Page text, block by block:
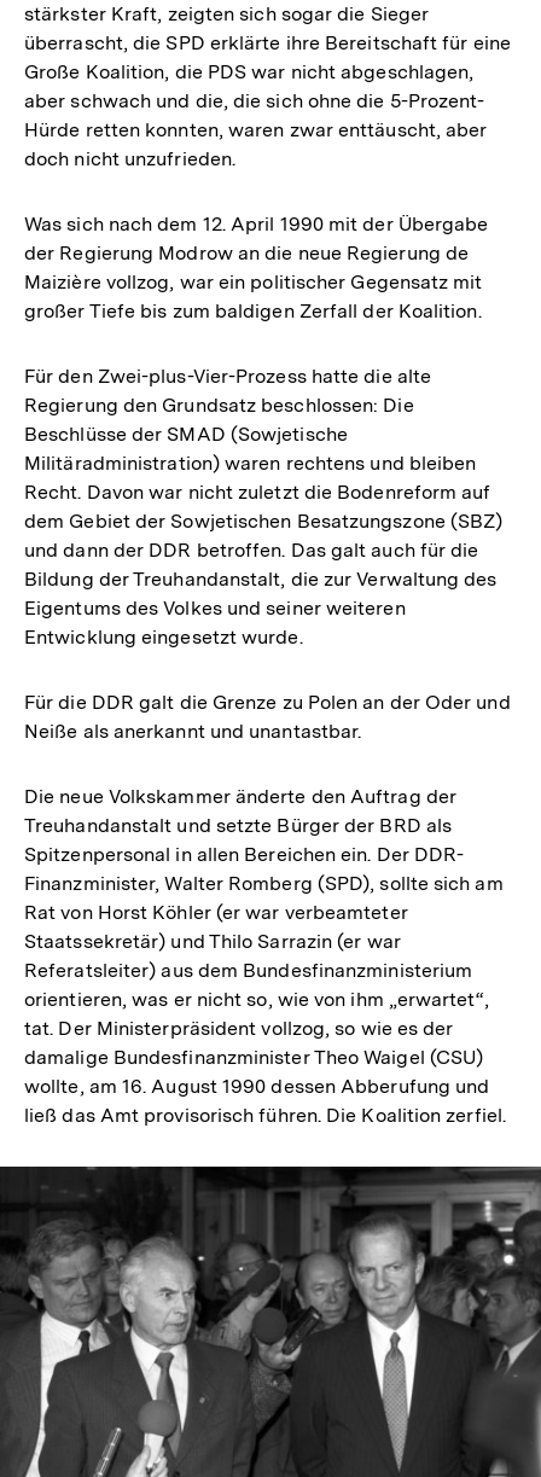
stärkster Kraft, zeigten sich sogar die Sieger
überrascht, die SPD erklärte ihre Bereitschaft für eine
Große Koalition, die PDS war nicht abgeschlagen,
aber schwach und die, die sich ohne die 5-Prozent-
Hürde retten konnten, waren zwar enttäuscht, aber
doch nicht unzufrieden.
Was sich nach dem 12. April 1990 mit der Übergabe
der Regierung Modrow an die neue Regierung de
Maizière vollzog, war ein politischer Gegensatz mit
großer Tiefe bis zum baldigen Zerfall der Koalition.
Für den Zwei-plus-Vier-Prozess hatte die alte
Regierung den Grundsatz beschlossen: Die
Beschlüsse der SMAD (Sowjetische
Militäradministration) waren rechtens und bleiben
Recht. Davon war nicht zuletzt die Bodenreform auf
dem Gebiet der Sowjetischen Besatzungszone (SBZ)
und dann der DDR betroffen. Das galt auch für die
Bildung der Treuhandanstalt, die zur Verwaltung des
Eigentums des Volkes und seiner weiteren
Entwicklung eingesetzt wurde.
Für die DDR galt die Grenze zu Polen an der Oder und
Neiße als anerkannt und unantastbar.
Die neue Volkskammer änderte den Auftrag der
Treuhandanstalt und setzte Bürger der BRD als
Spitzenpersonal in allen Bereichen ein. Der DDR-
Finanzminister, Walter Romberg (SPD), sollte sich am
Rat von Horst Köhler (er war verbeamteter
Staatssekretär) und Thilo Sarrazin (er war
Referatsleiter) aus dem Bundesfinanzministerium
orientieren, was er nicht so, wie von ihm „erwartet“,
tat. Der Ministerpräsident vollzog, so wie es der
damalige Bundesfinanzminister Theo Waigel (CSU)
wollte, am 16. August 1990 dessen Abberufung und
ließ das Amt provisorisch führen. Die Koalition zerfiel.
In
Lightbox
öffnen